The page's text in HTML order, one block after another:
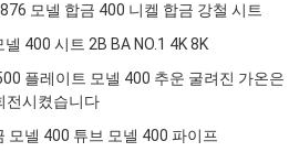
모넬 합금 400 니켈 합금 강철 시트
400 시트 2B BA NO.1 4K 8K
플레이트 모넬 400 추운 굴려진 가온은
시켰습니다
모넬 400 튜브 모넬 400 파이프